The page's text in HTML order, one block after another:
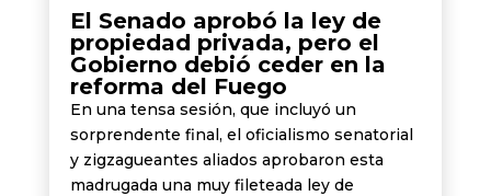
El Senado aprobó la ley de
propiedad privada, pero el
Gobierno debió ceder en la
reforma del Fuego
En una tensa sesión, que incluyó un
sorprendente final, el oficialismo senatorial
y zigzagueantes aliados aprobaron esta
madrugada una muy fileteada ley de